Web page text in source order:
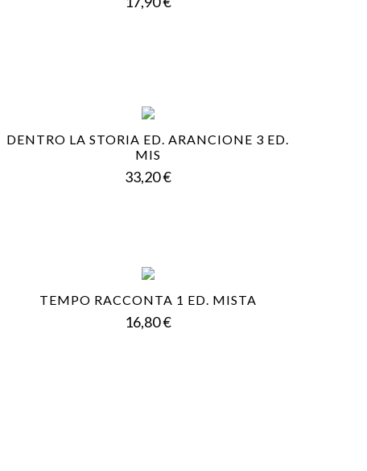
DENTRO LA STORIA ED. ARANCIONE 3 ED.
MIS
33,20 €Prezzo
TEMPO RACCONTA 1 ED. MISTA
16,80 €Prezzo